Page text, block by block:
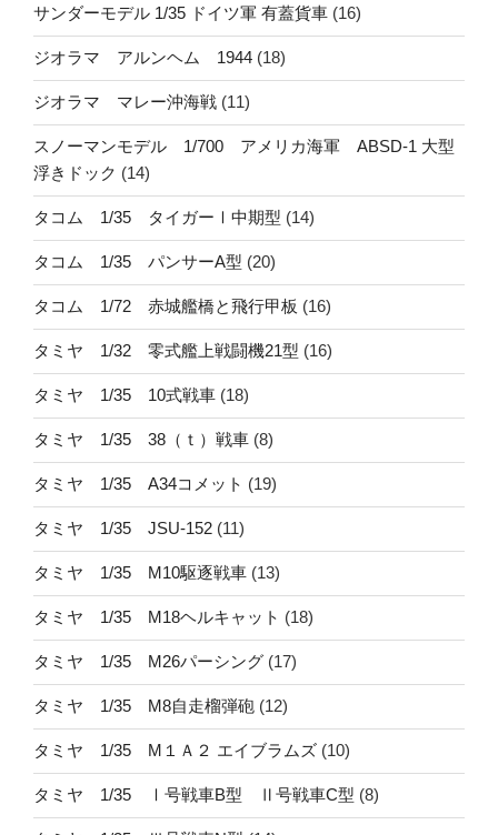
サンダーモデル 1/35 ドイツ軍 有蓋貨車 (16)
ジオラマ アルンヘム 1944 (18)
ジオラマ マレー沖海戦 (11)
スノーマンモデル 1/700 アメリカ海軍 ABSD-1 大型
浮きドック (14)
タコム 1/35 タイガーⅠ中期型 (14)
タコム 1/35 パンサーA型 (20)
タコム 1/72 赤城艦橋と飛行甲板 (16)
タミヤ 1/32 零式艦上戦闘機21型 (16)
タミヤ 1/35 10式戦車 (18)
タミヤ 1/35 38（ｔ）戦車 (8)
タミヤ 1/35 A34コメット (19)
タミヤ 1/35 JSU-152 (11)
タミヤ 1/35 M10駆逐戦車 (13)
タミヤ 1/35 M18ヘルキャット (18)
タミヤ 1/35 M26パーシング (17)
タミヤ 1/35 M8自走榴弾砲 (12)
タミヤ 1/35 M１Ａ２ エイブラムズ (10)
タミヤ 1/35 Ⅰ号戦車B型 Ⅱ号戦車C型 (8)